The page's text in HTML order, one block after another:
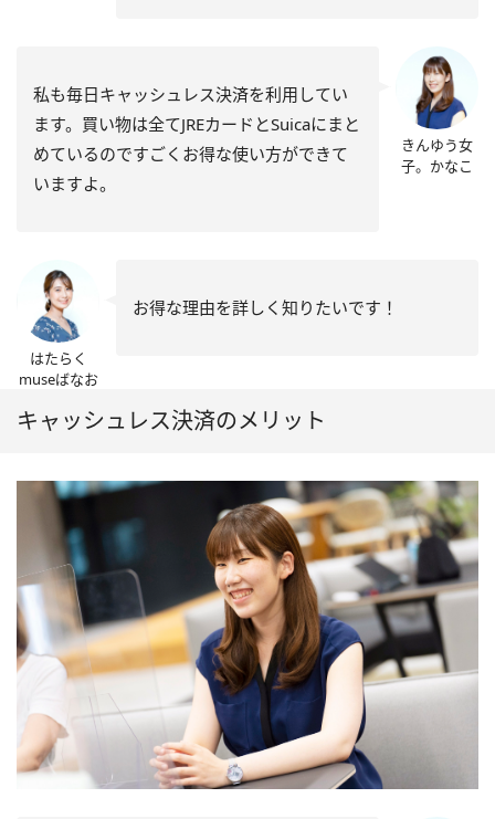
きんゆう女
子。かなこ
私も毎日キャッシュレス決済を利用してい
ます。買い物は全てJREカードとSuicaにまと
めているのですごくお得な使い方ができて
いますよ。
はたらく
museばなお
お得な理由を詳しく知りたいです！
キャッシュレス決済のメリット